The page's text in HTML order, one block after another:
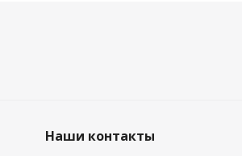
Наши контакты